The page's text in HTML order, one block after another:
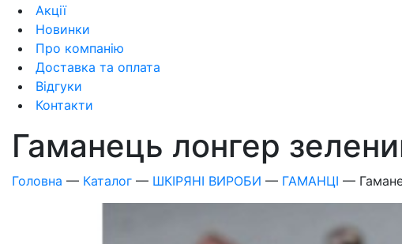
Акції
Новинки
Про компанію
Доставка та оплата
Відгуки
Контакти
Гаманець лонгер
Головна — Каталог — ШКІРЯНІ ВИРОБИ — ГАМАНЦІ —